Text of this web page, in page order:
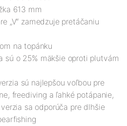
613 mm
„V“ zamedzuje pretáčaniu
na topánku
sú o 25% mäkšie oproti plutvám
sú najlepšou voľbou pre
freediving a ľahké potápanie,
sa odporúča pre dlhšie